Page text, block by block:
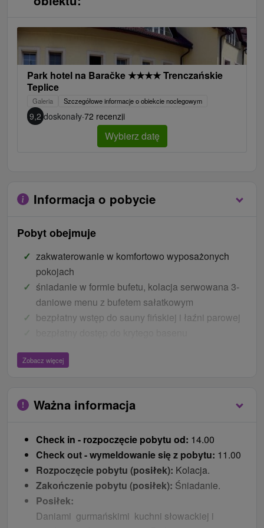
Park hotel na Baračke ★★★★Trenczańskie
Teplice
Galeria Szczegółowe informacje o obiekcie noclegowym
9,2 doskonały·72 recenzji
Wybierz datę
Informacja o pobycie
Pobyt obejmuje
zakwaterowanie w komfortowo wyposażonych
pokojach
śniadanie w formie bufetu, kolacja serwowana 3-
daniowe menu z bufetem sałatkowym
bezpłatny wstęp do sauny fińskiej i łaźni parowej
WiFi w holu, kawiarni i restauracji
Pakiet odnowy biologicznej
1x okład borowinowy (20 min.)
1x tlenoterapia (40 min.)
1x klasyczny masaż częściowy (25 min.)
1x sucha kąpiel gazowana CO2 (45 min.)
Ceny - Bonusy
Zobacz więcej
Ważna informacja
Check in - rozpoczęcie pobytu od: 14.00
Check out - wymeldowanie się z pobytu: 11.00
Rozpoczęcie pobytu (posiłek): Kolacja.
Zakończenie pobytu (posiłek): Śniadanie.
Posiłek:
Daniami gurmańskimi kuchni słowackiej i